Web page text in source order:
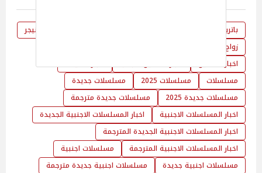
باتريك شوارزنيجر
زفاف باتريك شوارزنيجر
زواج باتريك شوارزنيجر
اخبار الفنانين
اخبار الفنانين الاجانب
اخبار السينما
مسلسلات
مسلسلات 2025
مسلسلات جديدة
مسلسلات جديدة 2025
مسلسلات جديدة مترجمة
اخبار المسلسلات الاجنبية
اخبار المسلسلات الاجنبية الجديدة
اخبار المسلسلات الاجنبية الجديدة المترجمة
اخبار المسلسلات الاجنبية المترجمة
مسلسلات اجنبية
مسلسلات اجنبية جديدة
مسلسلات اجنبية جديدة مترجمة